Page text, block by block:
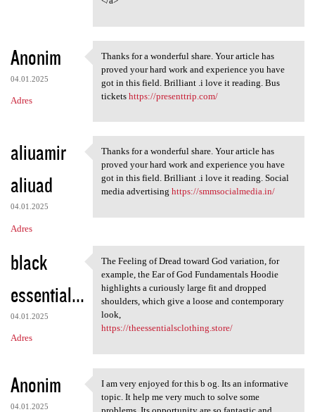
Anonim
04.01.2025
Adres
Thanks for a wonderful share.
Thanks for a wonderful share. Your article has
proved your hard work and experience you have
got in this field. Brilliant .i love it reading. Bus
tickets https://presenttrip.com/
aliuamir
aliuad
04.01.2025
Adres
Thanks for a wonderful share.
Thanks for a wonderful share. Your article has
proved your hard work and experience you have
got in this field. Brilliant .i love it reading. Social
media advertising https://smmsocialmedia.in/
black
essential...
04.01.2025
Adres
The Feeling of Dread toward
The Feeling of Dread toward God variation, for
example, the Ear of God Fundamentals Hoodie
highlights a curiously large fit and dropped
shoulders, which give a loose and contemporary
look,
https://theessentialsclothing.store/
Anonim
04.01.2025
I am very enjoyed for this b
I am very enjoyed for this b og. Its an informative
topic. It help me very much to solve some